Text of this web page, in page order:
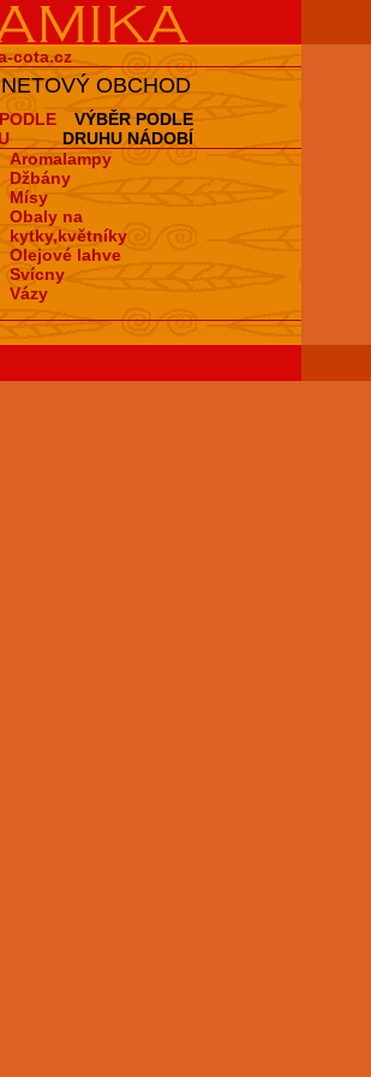
cota.cz
OBCHOD
VÝBĚR PODLE
DRUHU NÁDOBÍ
Aromalampy
Džbány
Mísy
Obaly na
kytky,květníky
Olejové lahve
Svícny
Vázy